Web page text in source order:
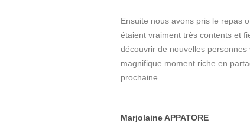
Ensuite nous avons pris le repas
étaient vraiment très contents et
découvrir de nouvelles
magnifique moment riche en
prochaine.
Marjolaine APPATORE